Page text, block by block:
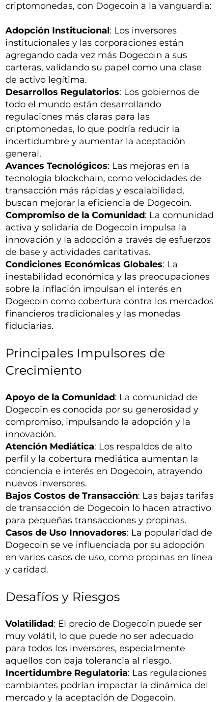
criptomonedas, con Dogecoin a la vanguardia:
Adopción Institucional: Los inversores
institucionales y las corporaciones están
agregando cada vez más Dogecoin a sus
carteras, validando su papel como una clase
de activo legítima.
Desarrollos Regulatorios: Los gobiernos de
todo el mundo están desarrollando
regulaciones más claras para las
criptomonedas, lo que podría reducir la
incertidumbre y aumentar la aceptación
general.
Avances Tecnológicos: Las mejoras en la
tecnología blockchain, como velocidades de
transacción más rápidas y escalabilidad,
buscan mejorar la eficiencia de Dogecoin.
Compromiso de la Comunidad: La comunidad
activa y solidaria de Dogecoin impulsa la
innovación y la adopción a través de esfuerzos
de base y actividades caritativas.
Condiciones Económicas Globales: La
inestabilidad económica y las preocupaciones
sobre la inflación impulsan el interés en
Dogecoin como cobertura contra los mercados
financieros tradicionales y las monedas
fiduciarias.
Principales Impulsores de
Crecimiento
Apoyo de la Comunidad: La comunidad de
Dogecoin es conocida por su generosidad y
compromiso, impulsando la adopción y la
innovación.
Atención Mediática: Los respaldos de alto
perfil y la cobertura mediática aumentan la
conciencia e interés en Dogecoin, atrayendo
nuevos inversores.
Bajos Costos de Transacción: Las bajas tarifas
de transacción de Dogecoin lo hacen atractivo
para pequeñas transacciones y propinas.
Casos de Uso Innovadores: La popularidad de
Dogecoin se ve influenciada por su adopción
en varios casos de uso, como propinas en línea
y caridad.
Desafíos y Riesgos
Volatilidad: El precio de Dogecoin puede ser
muy volátil, lo que puede no ser adecuado
para todos los inversores, especialmente
aquellos con baja tolerancia al riesgo.
Incertidumbre Regulatoria: Las regulaciones
cambiantes podrían impactar la dinámica del
mercado y la aceptación de Dogecoin.